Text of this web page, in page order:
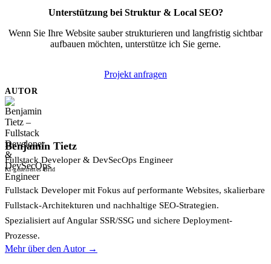
Unterstützung bei Struktur & Local SEO?
Wenn Sie Ihre Website sauber strukturieren und langfristig sichtbar
aufbauen möchten, unterstütze ich Sie gerne.
Projekt anfragen
AUTOR
Benjamin Tietz
Fullstack Developer & DevSecOps Engineer
KI-generiertes Bild
Fullstack Developer mit Fokus auf performante Websites, skalierbare
Fullstack-Architekturen und nachhaltige SEO-Strategien.
Spezialisiert auf Angular SSR/SSG und sichere Deployment-
Prozesse.
Mehr über den Autor →